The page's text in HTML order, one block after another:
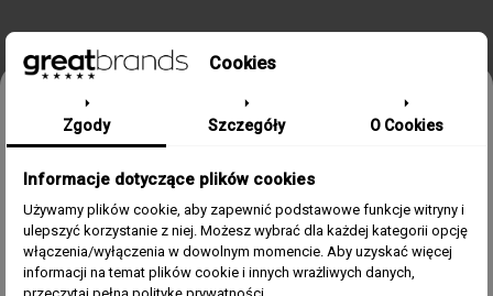
SZCZEGÓŁY PRODUKTU
Kolekcja/Linia Mathy IV
Zegarek Dla Męski
Materiał Koperty Stal szlachetna 316L
Cookies
Zgody Szczegóły O Cookies
Informacje dotyczące plików cookies
Używamy plików cookie, aby zapewnić podstawowe funkcje witryny i
ulepszyć korzystanie z niej. Możesz wybrać dla każdej kategorii opcję
włączenia/wyłączenia w dowolnym momencie. Aby uzyskać więcej
informacji na temat plików cookie i innych wrażliwych danych,
Odbierz 15% rabatu na pierwsze
zamówienie w greatbrands!
Zapisz się do bezpłatnego Newslettera i dowiaduj się pierwszy o
Email
ZgodaAkceptuję regulamin i wyrażam zgodę na przetwarzanie